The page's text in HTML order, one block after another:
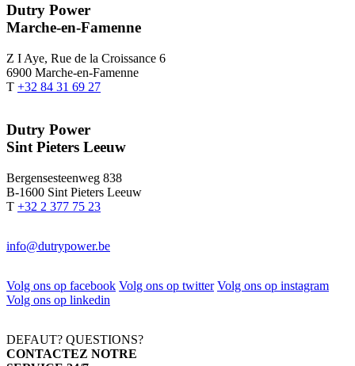
Dutry Power
Marche-en-Famenne
Z I Aye, Rue de la Croissance 6
6900 Marche-en-Famenne
T +32 84 31 69 27
Dutry Power
Sint Pieters Leeuw
Bergensesteenweg 838
B-1600 Sint Pieters Leeuw
T +32 2 377 75 23
info@dutrypower.be
Volg ons op facebook Volg ons op twitter Volg ons op instagram
Volg ons op linkedin
DEFAUT? QUESTIONS?
CONTACTEZ NOTRE